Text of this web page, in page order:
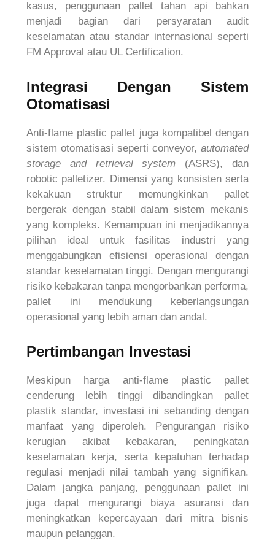
kasus, penggunaan pallet tahan api bahkan
menjadi bagian dari persyaratan audit
keselamatan atau standar internasional seperti
FM Approval atau UL Certification.
Integrasi Dengan Sistem
Otomatisasi
Anti-flame plastic pallet juga kompatibel dengan
sistem otomatisasi seperti conveyor, automated
storage and retrieval system (ASRS), dan
robotic palletizer. Dimensi yang konsisten serta
kekakuan struktur memungkinkan pallet
bergerak dengan stabil dalam sistem mekanis
yang kompleks. Kemampuan ini menjadikannya
pilihan ideal untuk fasilitas industri yang
menggabungkan efisiensi operasional dengan
standar keselamatan tinggi. Dengan mengurangi
risiko kebakaran tanpa mengorbankan performa,
pallet ini mendukung keberlangsungan
operasional yang lebih aman dan andal.
Pertimbangan Investasi
Meskipun harga anti-flame plastic pallet
cenderung lebih tinggi dibandingkan pallet
plastik standar, investasi ini sebanding dengan
manfaat yang diperoleh. Pengurangan risiko
kerugian akibat kebakaran, peningkatan
keselamatan kerja, serta kepatuhan terhadap
regulasi menjadi nilai tambah yang signifikan.
Dalam jangka panjang, penggunaan pallet ini
juga dapat mengurangi biaya asuransi dan
meningkatkan kepercayaan dari mitra bisnis
maupun pelanggan.